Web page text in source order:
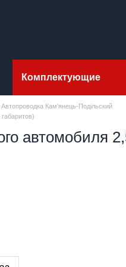
Комплектующие
Кам'янець-Подільский
автомобиля